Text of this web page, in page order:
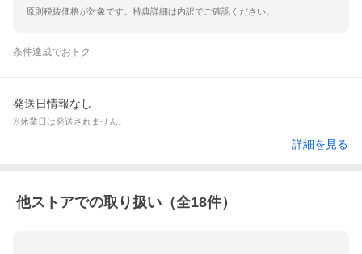
原則税抜価格が対象です。特典詳細は内訳でご確認ください。
条件達成でおトク
発送日情報なし
※休業日は発送されません。
詳細を見る
他ストアでの取り扱い（全18件）